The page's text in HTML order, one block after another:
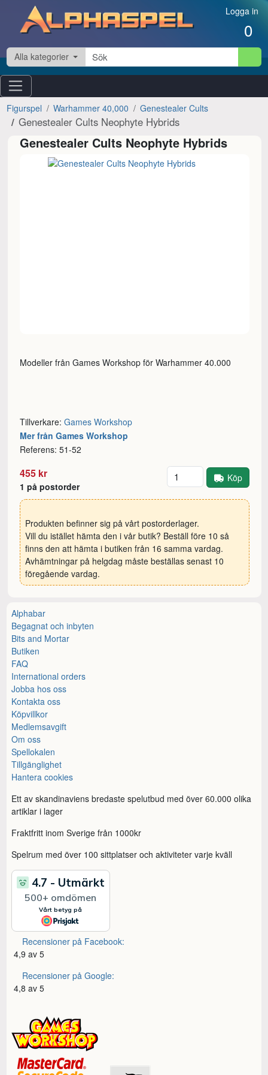
Hoppa till innehåll Logga in
0
Alla kategorier
Figurspel Warhammer 40,000 Genestealer Cults
Genestealer Cults Neophyte Hybrids
Genestealer Cults Neophyte Hybrids
Modeller från Games Workshop för Warhammer 40.000
Tillverkare:Games Workshop
Mer från Games Workshop
Referens: 51-52
455 kr
1 på postorder
Antal Köp
Produkten befinner sig på vårt postorderlager.
Vill du istället hämta den i vår butik? Beställ före 10 så
finns den att hämta i butiken från 16 samma vardag.
Avhämtningar på helgdag måste beställas senast 10
föregående vardag.
Alphabar
Begagnat och inbyten
Bits and Mortar
Butiken
FAQ
International orders
Jobba hos oss
Kontakta oss
Köpvillkor
Medlemsavgift
Om oss
Spellokalen
Tillgänglighet
Hantera cookies
Ett av skandinaviens bredaste spelutbud med över 60.000 olika
artiklar i lager
Fraktfritt inom Sverige från 1000kr
Spelrum med över 100 sittplatser och aktiviteter varje kväll
Recensioner på Facebook:
4,9 av 5
Recensioner på Google:
4,8 av 5